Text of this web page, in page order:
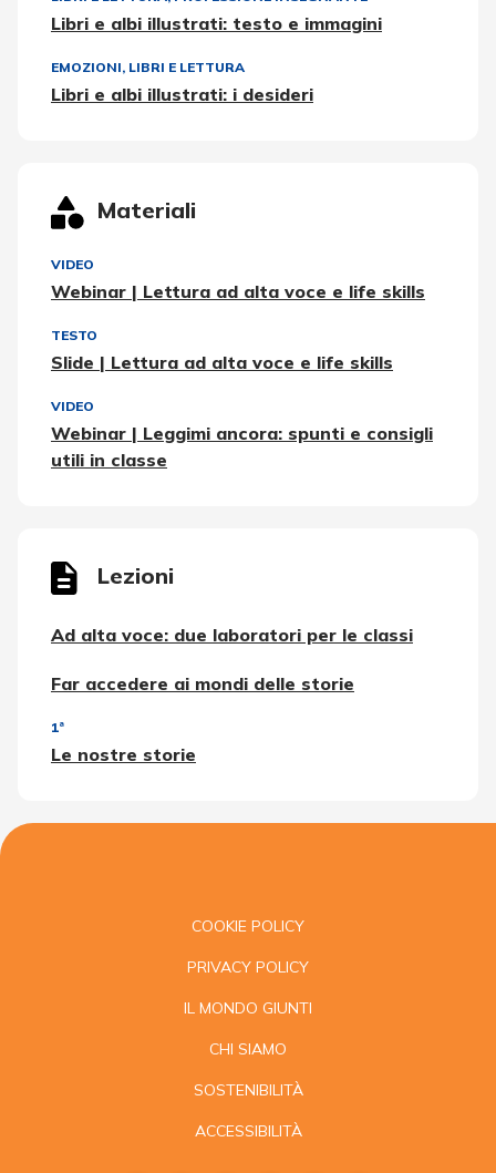
Libri e albi illustrati: testo e immagini
EMOZIONI, LIBRI E LETTURA
Libri e albi illustrati: i desideri
Materiali
VIDEO
Webinar | Lettura ad alta voce e life skills
TESTO
Slide | Lettura ad alta voce e life skills
VIDEO
Webinar | Leggimi ancora: spunti e consigli
utili in classe
Lezioni
Ad alta voce: due laboratori per le classi
Far accedere ai mondi delle storie
1ª
Le nostre storie
COOKIE POLICY
PRIVACY POLICY
IL MONDO GIUNTI
CHI SIAMO
SOSTENIBILITÀ
ACCESSIBILITÀ